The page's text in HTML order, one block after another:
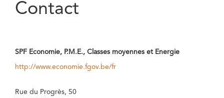
Contact
SPF Economie, P.M.E., Classes moyennes et Energie
http://www.economie.fgov.be/fr
Rue du Progrès, 50